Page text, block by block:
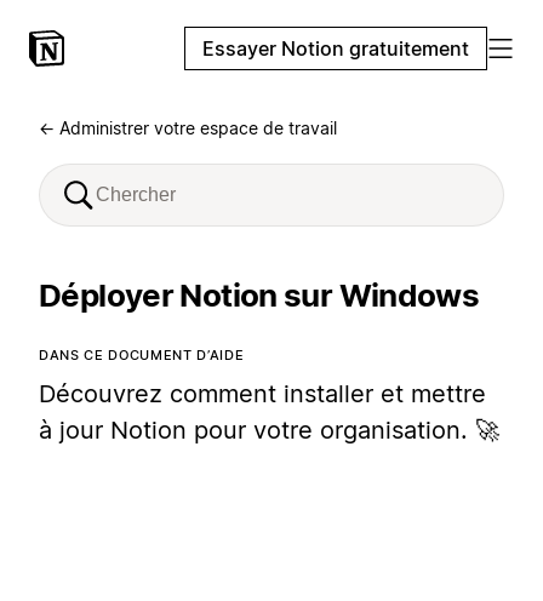
Essayer Notion gratuitement
← Administrer votre espace de travail
Déployer Notion sur Windows
DANS CE DOCUMENT D’AIDE
Découvrez comment installer et mettre
à jour Notion pour votre organisation. 🚀